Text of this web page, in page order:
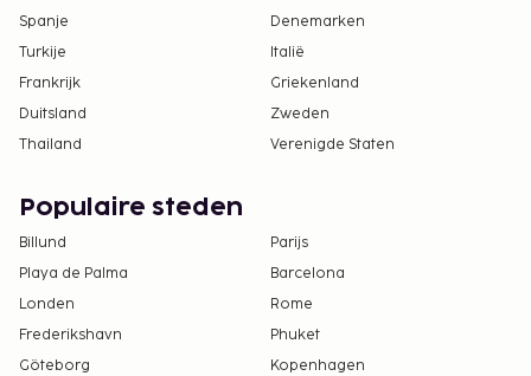
Spanje
Denemarken
Turkije
Italië
Frankrijk
Griekenland
Duitsland
Zweden
Thailand
Verenigde Staten
Populaire steden
Billund
Parijs
Playa de Palma
Barcelona
Londen
Rome
Frederikshavn
Phuket
Göteborg
Kopenhagen